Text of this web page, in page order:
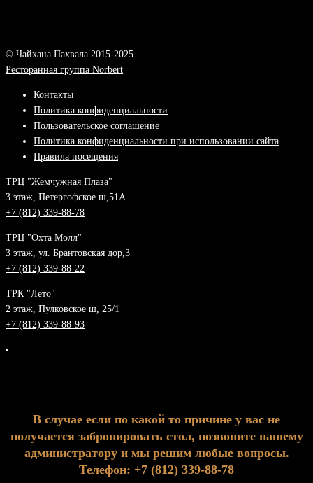
© Чайхана Пахвала 2015-2025
Ресторанная группа Norbert
Контакты
Политика конфиденциальности
Пользовательское соглашение
Политика конфиденциальности при использовании сайта
Правила посещения
ТРЦ "Жемчужная Плаза"
3 этаж, Петергофское ш,51А
+7 (812) 339-88-78
ТРЦ "Охта Молл"
3 этаж, ул. Брантовская дор,3
+7 (812) 339-88-22
ТРК "Лето"
2 этаж, Пулковское ш, 25/1
+7 (812) 339-88-93
В случае если по какой то причине у вас не
получается забронировать стол, позвоните нашему
администратору и мы решим любые вопросы.
Телефон: +7 (812) 339-88-78